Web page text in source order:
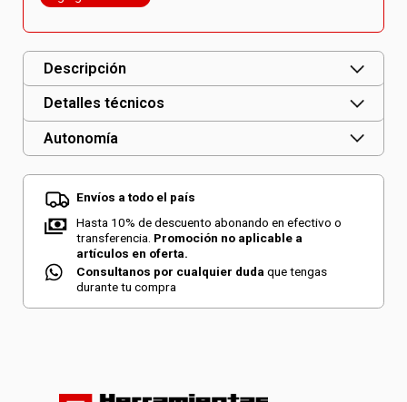
Descripción
Detalles técnicos
Autonomía
Envíos a todo el país
Hasta 10% de descuento abonando en efectivo o
transferencia. Promoción no aplicable a
artículos en oferta.
Consultanos por cualquier duda que tengas
durante tu compra